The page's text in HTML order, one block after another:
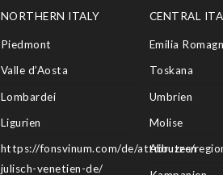
NORTHERN ITALY
Piedmont
Valle d’Aosta
Lombardei
Ligurien
https://fonsvinum.com/de/attributes/
julisch-venetien-de/
CENTRAL
Emilia
Toskana
Umbrien
Molise
Abruzzen